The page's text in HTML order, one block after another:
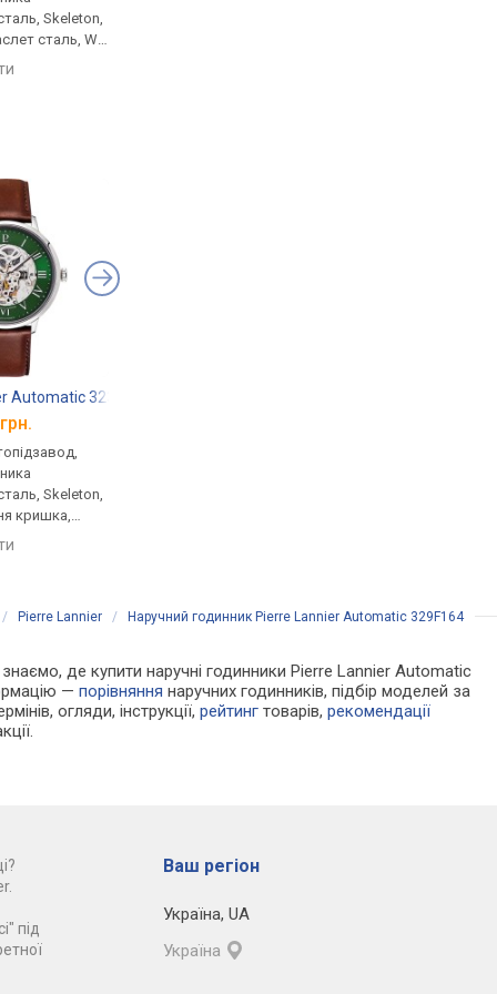
Skeleton,
сталь, WR
Automatic 323D174
Skeleton,
кришка,
Франція
/ Pierre Lannier / Наручний годинник Pierre Lannier Automatic 329F164
де купити наручні годинники Pierre Lannier Automatic
—порівняння наручних годинників, підбір моделей за
огляди, інструкції,рейтинг товарів,рекомендації
під
Ваш регіон
Україна, UA
Україна